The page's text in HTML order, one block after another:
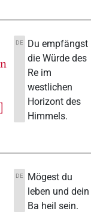
n
DE
Du empfängst
die Würde des
Re im
westlichen
Horizont des
Himmels.
DE
Mögest du
leben und dein
Ba heil sein.